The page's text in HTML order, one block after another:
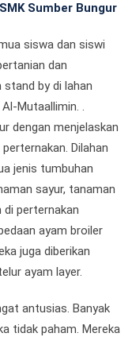
Sumber Bungur
siswa dan siswi
dan
stand by di lahan
Mutaallimin. .
dengan menjelaskan
Dilahan
jenis tumbuhan
sayur, tanaman
di perternakan
ayam broiler
juga diberikan
ayam layer.
antusias. Banyak
tidak paham. Mereka